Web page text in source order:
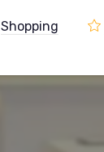
Shopping